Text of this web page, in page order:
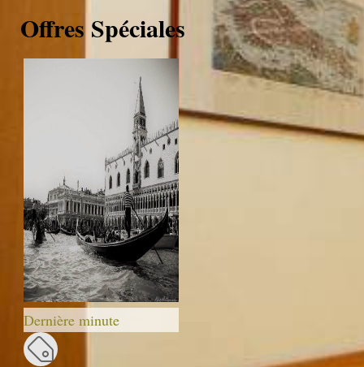
Offres Spéciales
Dernière minute